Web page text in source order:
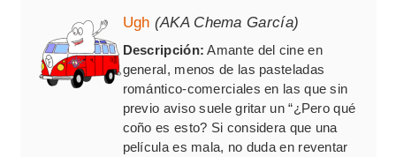
Ugh (AKA Chema García)
Descripción: Amante del cine en
general, menos de las pasteladas
romántico-comerciales en las que sin
previo aviso suele gritar un “¿Pero qué
coño es esto? Si considera que una
película es mala, no duda en reventar